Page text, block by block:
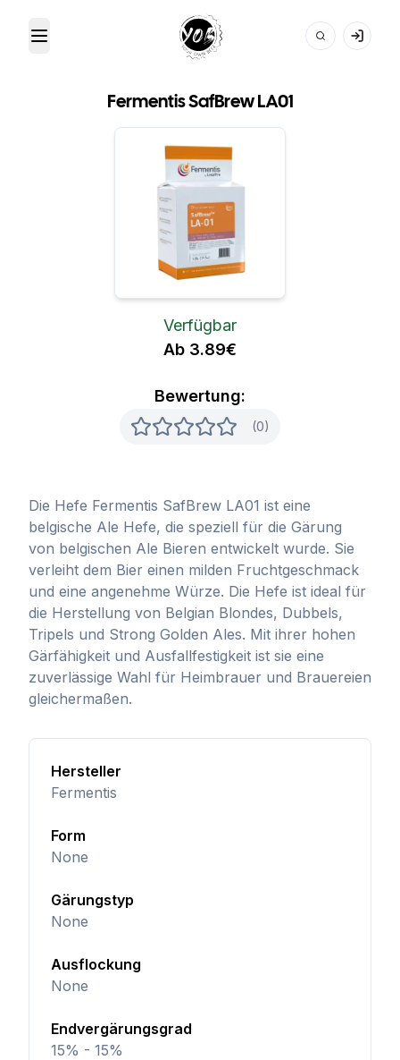
Toggle Menu Your Own Beer
Fermentis SafBrew LA01
Bewertung:
(0)
Verfügbar
Ab 3.89€
Die Hefe Fermentis SafBrew LA01 ist eine
belgische Ale Hefe, die speziell für die Gärung
von belgischen Ale Bieren entwickelt wurde. Sie
verleiht dem Bier einen milden Fruchtgeschmack
und eine angenehme Würze. Die Hefe ist ideal für
die Herstellung von Belgian Blondes, Dubbels,
Tripels und Strong Golden Ales. Mit ihrer hohen
Gärfähigkeit und Ausfallfestigkeit ist sie eine
zuverlässige Wahl für Heimbrauer und Brauereien
gleichermaßen.
Hersteller
Fermentis
Form
None
Gärungstyp
None
Ausflockung
None
Endvergärungsgrad
15% - 15%